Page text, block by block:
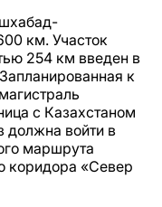
км. Участок
254 км введен в
к
с Казахстаном
должна войти в
маршрута
коридора «Север